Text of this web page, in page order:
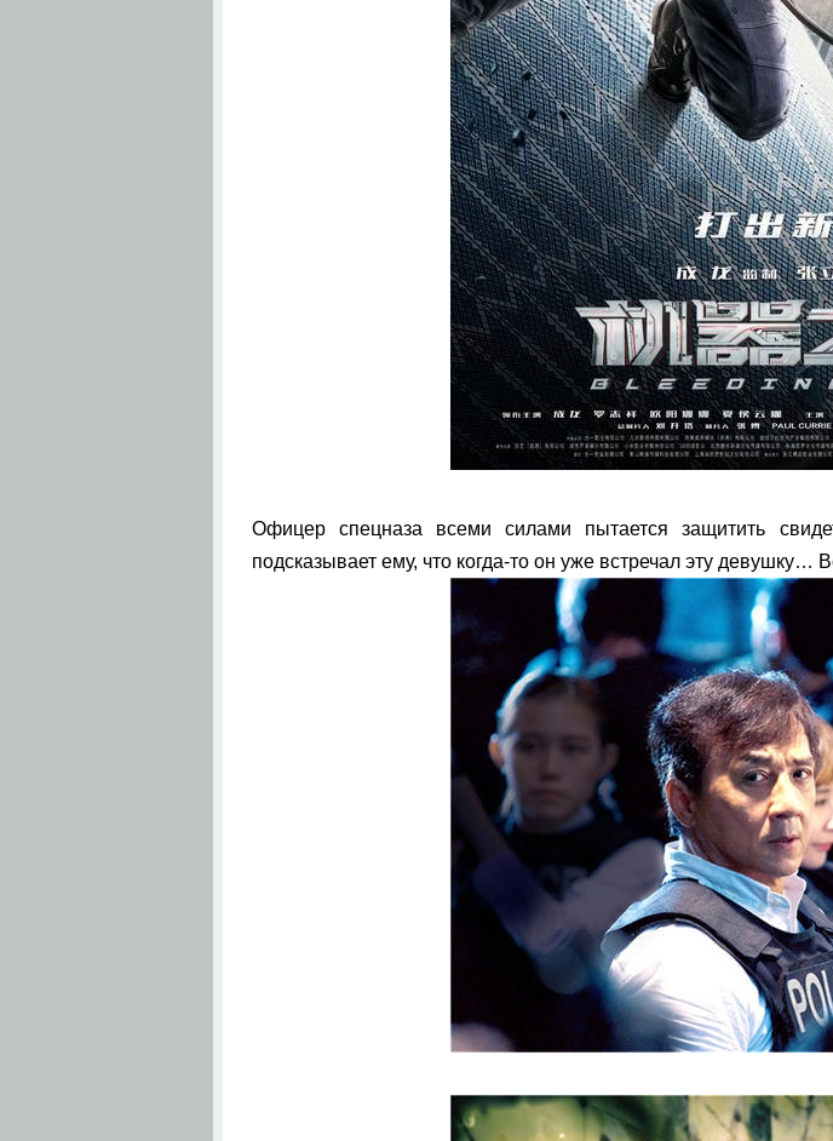
Офицер спецназа всеми силами пытается защитить
подсказывает ему, что когда-то он уже встречал эту девушку…